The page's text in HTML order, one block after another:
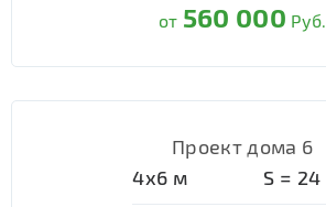
от 560 000 Руб.
Проект дома 6
4х6 м S = 24